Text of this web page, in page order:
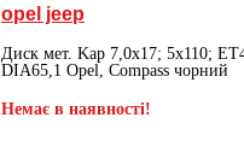
opel jeep
Диск мет. Kap 7,0x17; 5x110;
DIA65,1 Opel, Compass чорний
Немає в наявності!